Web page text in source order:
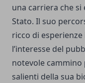
una carriera che
Stato. Il suo
ricco di
l’interesse del
notevole
salienti della sua